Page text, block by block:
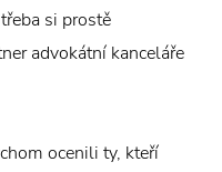
si prostě
advokátní kanceláře
ocenili ty, kteří